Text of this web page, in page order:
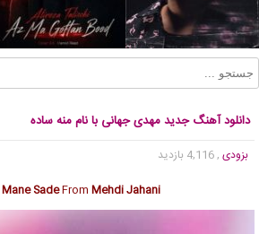
دانلود آهنگ جدید مهدی جهانی با نام منه ساده
بزودی , 4,116 بازدید
Mane SadeFrom Mehdi Jahani